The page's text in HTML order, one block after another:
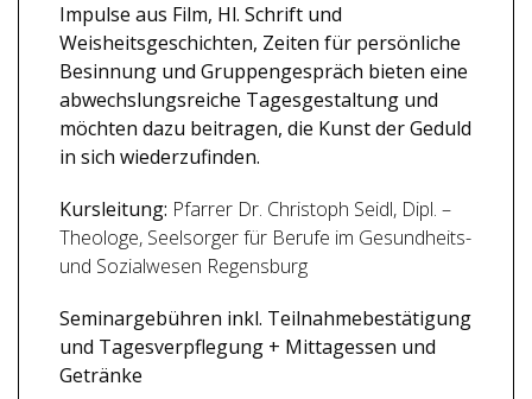
Impulse aus Film, Hl. Schrift und
Weisheitsgeschichten, Zeiten für persönliche
Besinnung und Gruppengespräch bieten eine
abwechslungsreiche Tagesgestaltung und
möchten dazu beitragen, die Kunst der Geduld
in sich wiederzufinden.
Kursleitung: Pfarrer Dr. Christoph Seidl, Dipl. –
Theologe, Seelsorger für Berufe im Gesundheits-
und Sozialwesen Regensburg
Seminargebühren inkl. Teilnahmebestätigung
und Tagesverpflegung + Mittagessen und
Getränke